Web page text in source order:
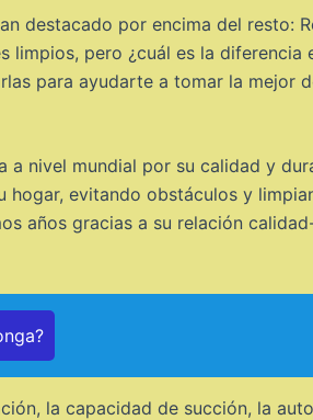
destacado por encima del resto:
pero ¿cuál es la
para ayudarte a tomar la mejor
a nivel mundial por su calidad y
evitando obstáculos y
años gracias a su relación
la capacidad de succión, la